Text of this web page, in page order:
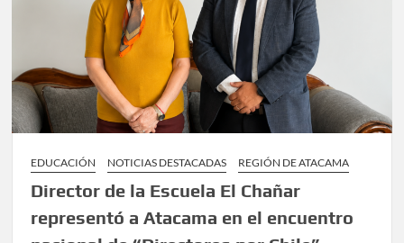
EDUCACIÓN NOTICIAS DESTACADAS REGIÓN DE ATACAMA
Director de la Escuela El Chañar
representó a Atacama en el encuentro